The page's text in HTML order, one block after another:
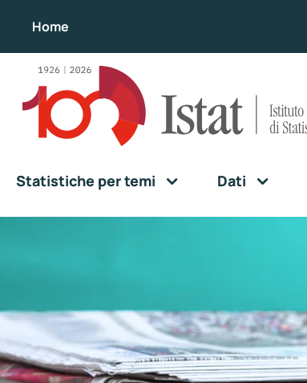
Home
Statistiche per temi Dati